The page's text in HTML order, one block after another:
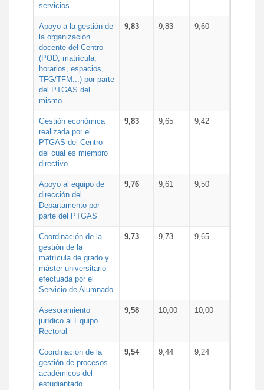
servicios
Apoyo a la gestión de
la organización
docente del Centro
(POD, matrícula,
horarios, espacios,
TFG/TFM...) por parte
del PTGAS del
mismo
9,83 9,83 9,60
Gestión económica
realizada por el
PTGAS del Centro
del cual es miembro
directivo
9,83 9,65 9,42
Apoyo al equipo de
dirección del
Departamento por
parte del PTGAS
9,76 9,61 9,50
Coordinación de la
gestión de la
matrícula de grado y
máster universitario
efectuada por el
Servicio de Alumnado
9,73 9,73 9,65
Asesoramiento
jurídico al Equipo
Rectoral
9,58 10,00 10,00
Coordinación de la
gestión de procesos
académicos del
estudiantado
9,54 9,44 9,24